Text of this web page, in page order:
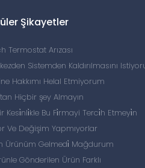
Şikayetler
Termostat Arızası
Sistemden Kaldırılmasını
Hakkımı Helal Etmiyorum
Hiçbir şey Almayın
Kesi̇nli̇kle Bu Fi̇rmayi Terci̇h Etmeyi̇n
Ve Değişim Yapmıyorlar
Ürünüm Gelmedi̇ Mağdurum
Gönderilen Ürün Farklı